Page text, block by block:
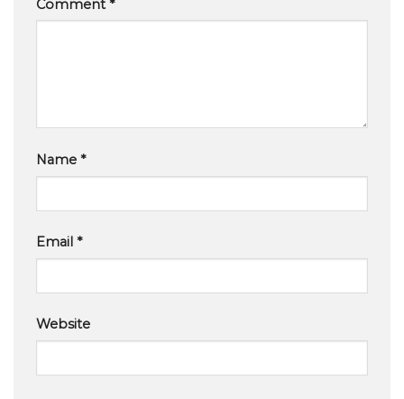
Comment*
Name *
Email *
Website